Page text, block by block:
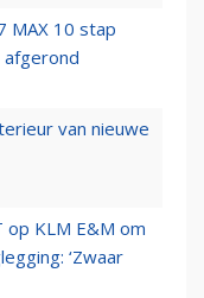
MAX 10 stap
van nieuwe
KLM E&M om
‘Zwaar